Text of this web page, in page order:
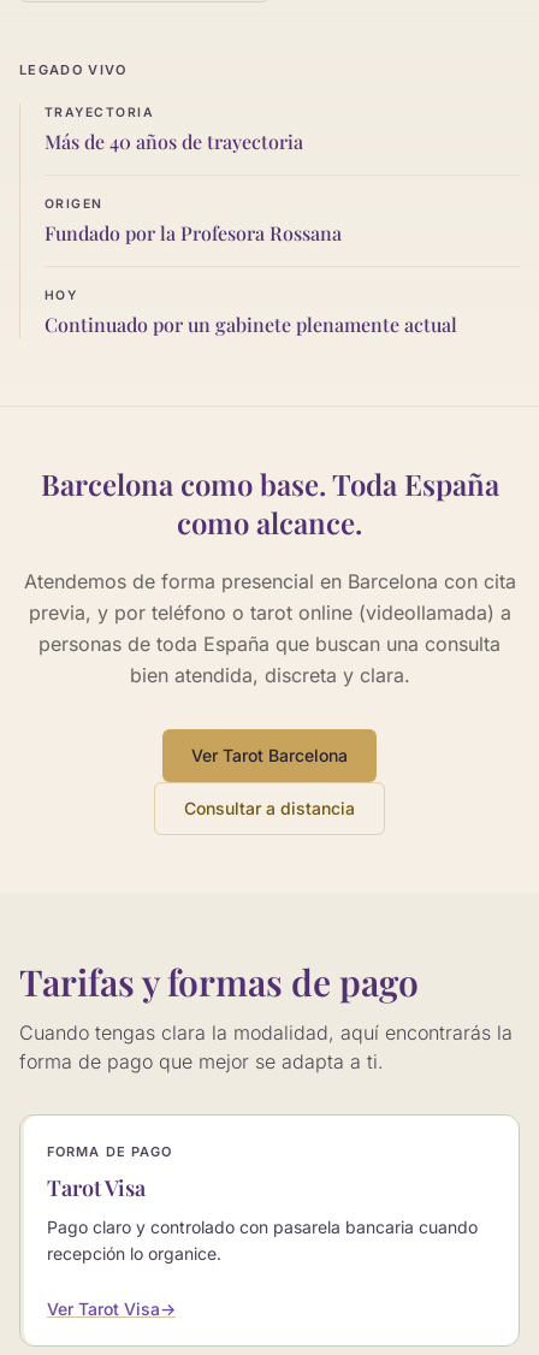
LEGADO VIVO
TRAYECTORIA
Más de 40 años de trayectoria
ORIGEN
Fundado por la Profesora Rossana
HOY
Continuado por un gabinete plenamente actual
Barcelona como base. Toda España
como alcance.
Atendemos de forma presencial en Barcelona con cita
previa, y por teléfono o tarot online (videollamada) a
personas de toda España que buscan una consulta
bien atendida, discreta y clara.
Ver Tarot Barcelona
Consultar a distancia
Tarifas y formas de pago
Cuando tengas clara la modalidad, aquí encontrarás la
forma de pago que mejor se adapta a ti.
FORMA DE PAGO
Tarot Visa
Pago claro y controlado con pasarela bancaria cuando
recepción lo organice.
Ver Tarot Visa→